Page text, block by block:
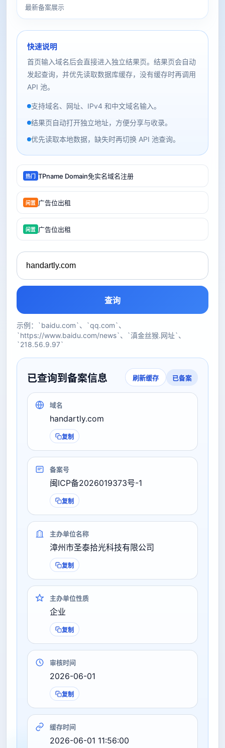
最新备案展示
快速说明
首页输入域名后会直接进入独立结果页。结果页会自动
发起查询，并优先读取数据库缓存，没有缓存时再调用
API 池。
支持域名、网址、IPv4 和中文域名输入。
结果页自动打开独立地址，方便分享与收录。
优先读取本地数据，缺失时再切换 API 池查询。
热门 TPname Domain免实名域名注册
闲置 广告位出租
闲置 广告位出租
查询
示例：`baidu.com`、`qq.com`、
`https://www.baidu.com/news`、`滇金丝猴.网址`、
`218.56.9.97`
已查询到备案信息 刷新缓存 已备案
域名
handartly.com
复制
备案号
闽ICP备2026019373号-1
复制
主办单位名称
漳州市圣泰拾光科技有限公司
复制
主办单位性质
企业
复制
审核时间
2026-06-01
复制
缓存时间
2026-06-01 11:56:00